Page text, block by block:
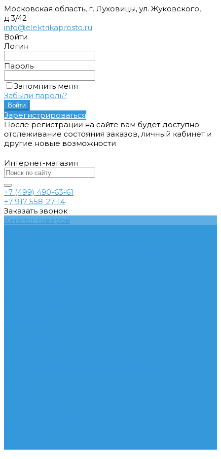
Московская область, г. Луховицы, ул. Жуковского,
д.3/42
info@elektrikaprosto.ru
Войти
Логин
Пароль
Запомнить меня
Забыли пароль?
Зарегистрироваться
После регистрации на сайте вам будет доступно
отслеживание состояния заказов, личный кабинет и
другие новые возможности
Интернет-магазин
+7 (499) 490-63-61
+7 917 558-27-14
Заказать звонок
Каталог товаров